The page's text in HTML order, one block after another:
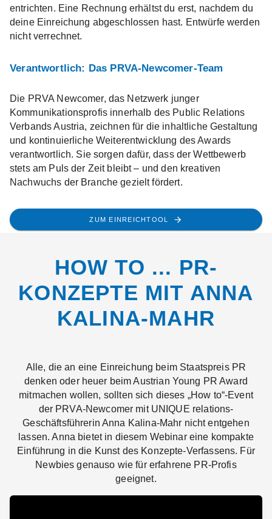
entrichten. Eine Rechnung erhältst du erst, nachdem du
deine Einreichung abgeschlossen hast. Entwürfe werden
nicht verrechnet.
Verantwortlich: Das PRVA-Newcomer-Team
Die PRVA Newcomer, das Netzwerk junger
Kommunikationsprofis innerhalb des Public Relations
Verbands Austria, zeichnen für die inhaltliche Gestaltung
und kontinuierliche Weiterentwicklung des Awards
verantwortlich. Sie sorgen dafür, dass der Wettbewerb
stets am Puls der Zeit bleibt – und den kreativen
Nachwuchs der Branche gezielt fördert.
ZUM EINREICHTOOL
HOW TO ... PR-
KONZEPTE MIT ANNA
KALINA-MAHR
Alle, die an eine Einreichung beim Staatspreis PR
denken oder heuer beim Austrian Young PR Award
mitmachen wollen, sollten sich dieses „How to“-Event
der PRVA-Newcomer mit UNIQUE relations-
Geschäftsführerin Anna Kalina-Mahr nicht entgehen
lassen. Anna bietet in diesem Webinar eine kompakte
Einführung in die Kunst des Konzepte-Verfassens. Für
Newbies genauso wie für erfahrene PR-Profis
geeignet.